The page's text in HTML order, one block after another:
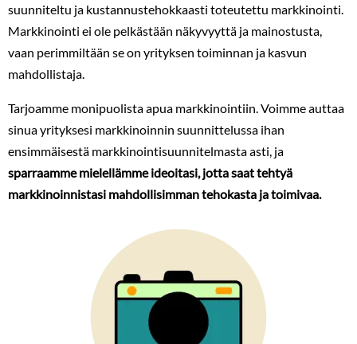
suunniteltu ja kustannustehokkaasti toteutettu markkinointi.
Markkinointi ei ole pelkästään näkyvyyttä ja mainostusta,
vaan perimmiltään se on yrityksen toiminnan ja kasvun
mahdollistaja.
Tarjoamme monipuolista apua markkinointiin. Voimme auttaa
sinua yrityksesi markkinoinnin suunnittelussa ihan
ensimmäisestä markkinointisuunnitelmasta asti, ja
sparraamme mielellämme ideoitasi, jotta saat tehtyä
markkinoinnistasi mahdollisimman tehokasta ja toimivaa.